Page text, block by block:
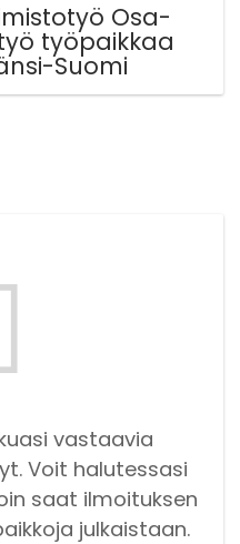
Osa-
työpaikkaa
Suomi
vastaavia
Voit halutessasi
saat ilmoituksen
julkaistaan.